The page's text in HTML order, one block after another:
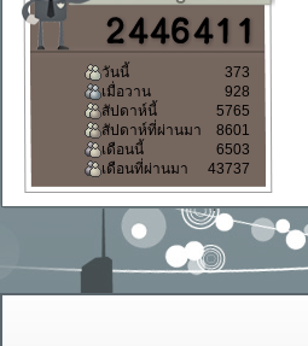
วันนี้
373
เมื่อวาน
928
สัปดาห์นี้
5765
สัปดาห์ที่ผ่านมา
8601
เดือนนี้
6503
เดือนที่ผ่านมา
43737